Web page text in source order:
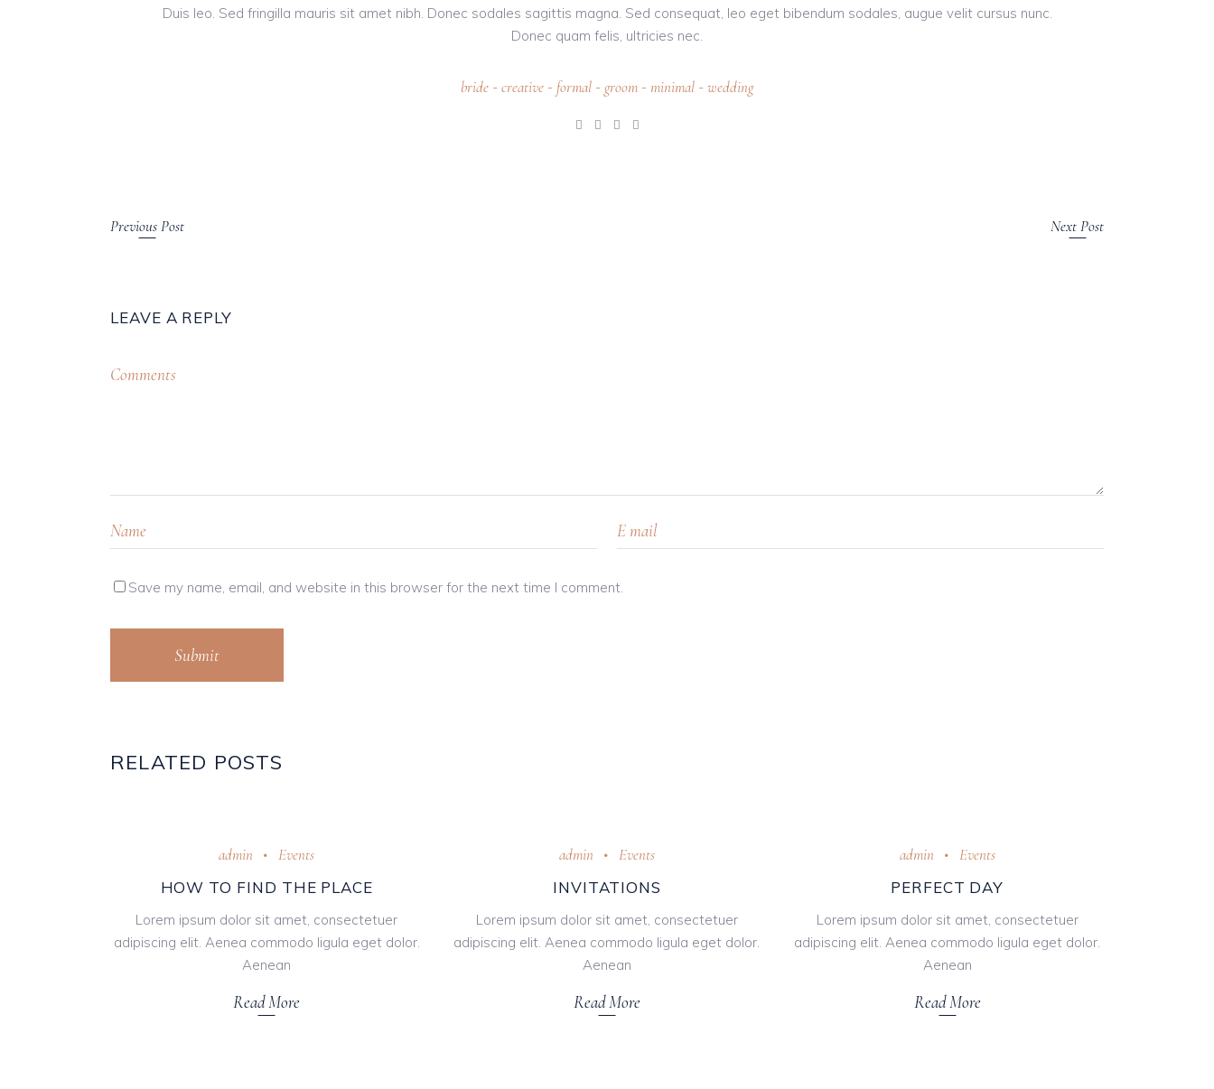
Duis leo. Sed fringilla mauris sit amet nibh. Donec sodales sagittis magna. Sed consequat, leo eget bibendum sodales, augue velit cursus nunc.
Donec quam felis, ultricies nec.
bride - creative - formal - groom - minimal - wedding
Previous Post Next Post
LEAVE A REPLY
Save my name, email, and website in this browser for the next time I comment.
Submit
RELATED POSTS
admin
Events
HOW TO FIND THE PLACE
Lorem ipsum dolor sit amet, consectetuer
adipiscing elit. Aenea commodo ligula eget dolor.
Aenean
Read More
admin
Events
INVITATIONS
Lorem ipsum dolor sit amet, consectetuer
adipiscing elit. Aenea commodo ligula eget dolor.
Aenean
Read More
admin
Events
PERFECT DAY
Lorem ipsum dolor sit amet, consectetuer
adipiscing elit. Aenea commodo ligula eget dolor.
Aenean
Read More